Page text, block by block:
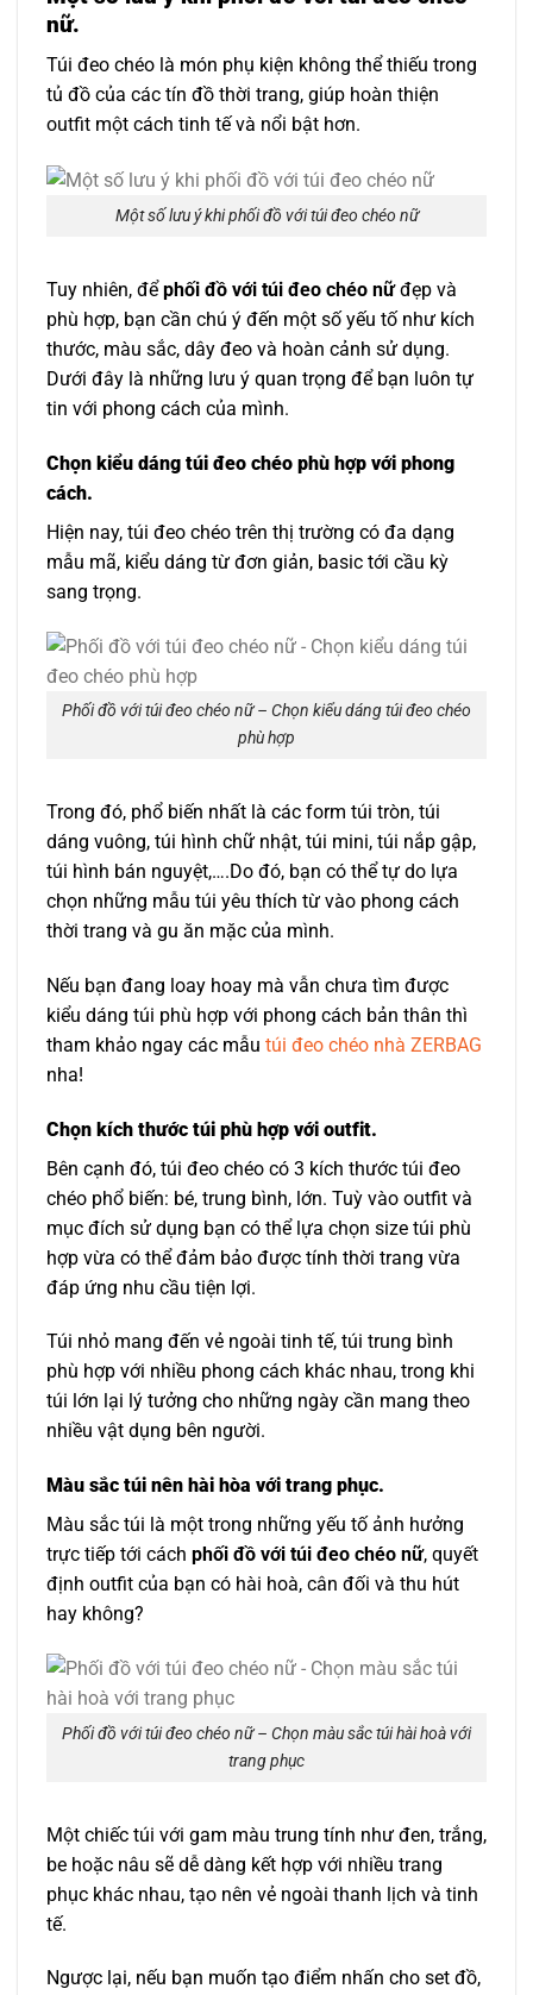
nữ.
Túi đeo chéo là món phụ kiện không thể thiếu trong
tủ đồ của các tín đồ thời trang, giúp hoàn thiện
outfit một cách tinh tế và nổi bật hơn.
Một số lưu ý khi phối đồ với túi đeo chéo nữ
Tuy nhiên, đểphối đồ với túi đeo chéo nữđẹp và
phù hợp, bạn cần chú ý đến một số yếu tố như kích
thước, màu sắc, dây đeo và hoàn cảnh sử dụng.
Dưới đây là những lưu ý quan trọng để bạn luôn tự
tin với phong cách của mình.
Chọn kiểu dáng túi đeo chéo phù hợp với phong
cách.
Hiện nay, túi đeo chéo trên thị trường có đa dạng
mẫu mã, kiểu dáng từ đơn giản, basic tới cầu kỳ
sang trọng.
Phối đồ với túi đeo chéo nữ – Chọn kiểu dáng túi đeo chéo
phù hợp
Trong đó, phổ biến nhất là các form túi tròn, túi
dáng vuông, túi hình chữ nhật, túi mini, túi nắp gập,
túi hình bán nguyệt,….Do đó, bạn có thể tự do lựa
chọn những mẫu túi yêu thích từ vào phong cách
thời trang và gu ăn mặc của mình.
Nếu bạn đang loay hoay mà vẫn chưa tìm được
kiểu dáng túi phù hợp với phong cách bản thân thì
tham khảo ngay các mẫu túi đeo chéo nhà ZERBAG
nha!
Chọn kích thước túi phù hợp với outfit.
Bên cạnh đó, túi đeo chéo có 3 kích thước túi đeo
chéo phổ biến: bé, trung bình, lớn. Tuỳ vào outfit và
mục đích sử dụng bạn có thể lựa chọn size túi phù
hợp vừa có thể đảm bảo được tính thời trang vừa
đáp ứng nhu cầu tiện lợi.
Túi nhỏ mang đến vẻ ngoài tinh tế, túi trung bình
phù hợp với nhiều phong cách khác nhau, trong khi
túi lớn lại lý tưởng cho những ngày cần mang theo
nhiều vật dụng bên người.
Màu sắc túi nên hài hòa với trang phục.
Màu sắc túi là một trong những yếu tố ảnh hưởng
trực tiếp tới cách phối đồ với túi đeo chéo nữ, quyết
định outfit của bạn có hài hoà, cân đối và thu hút
hay không?
Phối đồ với túi đeo chéo nữ – Chọn màu sắc túi hài hoà với
trang phục
Một chiếc túi với gam màu trung tính như đen, trắng,
be hoặc nâu sẽ dễ dàng kết hợp với nhiều trang
phục khác nhau, tạo nên vẻ ngoài thanh lịch và tinh
tế.
Ngược lại, nếu bạn muốn tạo điểm nhấn cho set đồ,